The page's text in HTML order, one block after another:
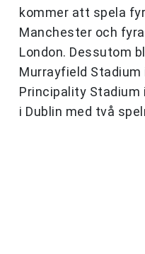
kommer att spela
Manchester och
London. Dessutom
Murrayfield Stadium
Principality Stadium
i Dublin med två